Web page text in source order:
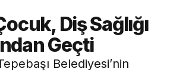
Diş Sağlığı
Geçti
Belediyesi’nin